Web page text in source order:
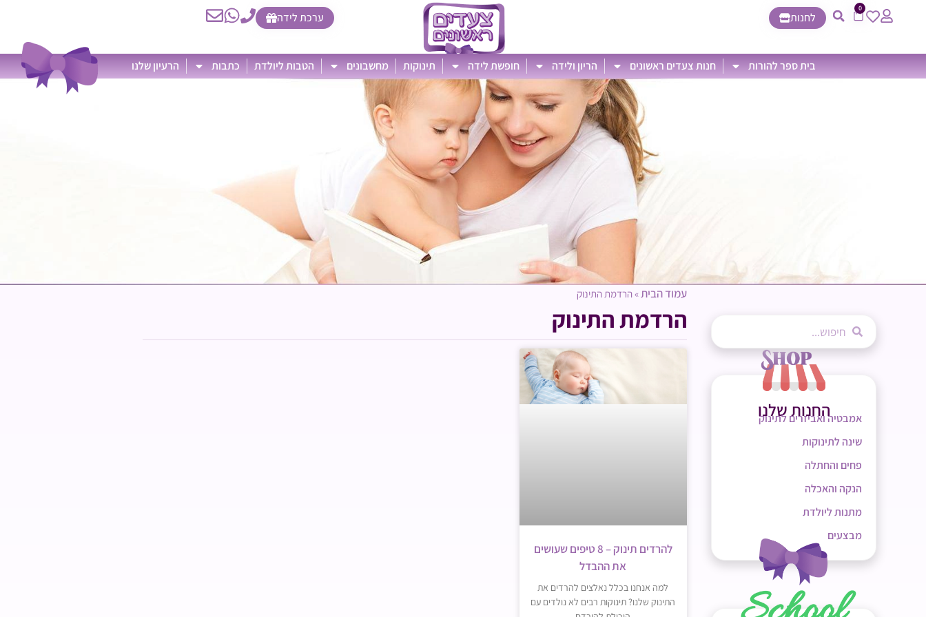
0
לחנות ערכת לידה
בית ספר להורות חנות צעדים ראשונים הריון ולידה חופשת לידה תינוקות מחשבונים הטבות ליולדת כתבות הרעיון שלנו
החנות שלנו
אמבטיה ואביזרים לתינוק
שינה לתינוקות
פחים והחתלה
הנקה והאכלה
מתנות ליולדת
מבצעים
עמוד הבית»הרדמת התינוק
הרדמת התינוק
להרדים תינוק – 8 טיפים שעושים
את ההבדל
למה אנחנו בכלל נאלצים להרדים את
התינוק שלנו? תינוקות רבים לא נולדים עם